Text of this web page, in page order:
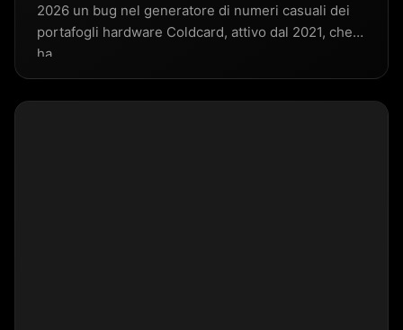
2026 un bug nel generatore di numeri casuali dei
portafogli hardware Coldcard, attivo dal 2021, che
ha…